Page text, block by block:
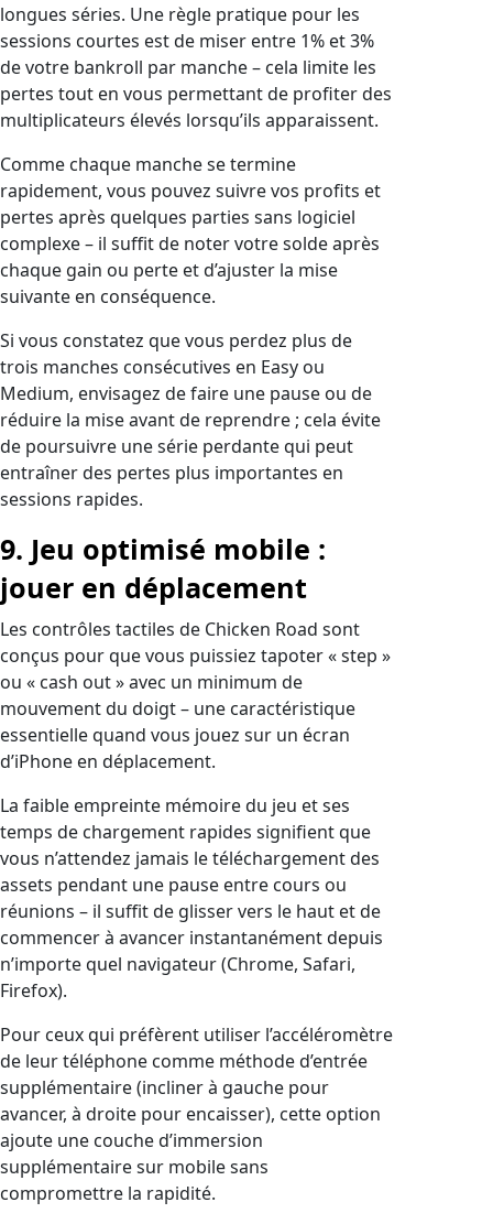
longues séries. Une règle pratique pour les
sessions courtes est de miser entre 1% et 3%
de votre bankroll par manche – cela limite les
pertes tout en vous permettant de profiter des
multiplicateurs élevés lorsqu’ils apparaissent.
Comme chaque manche se termine
rapidement, vous pouvez suivre vos profits et
pertes après quelques parties sans logiciel
complexe – il suffit de noter votre solde après
chaque gain ou perte et d’ajuster la mise
suivante en conséquence.
Si vous constatez que vous perdez plus de
trois manches consécutives en Easy ou
Medium, envisagez de faire une pause ou de
réduire la mise avant de reprendre ; cela évite
de poursuivre une série perdante qui peut
entraîner des pertes plus importantes en
sessions rapides.
9. Jeu optimisé mobile :
jouer en déplacement
Les contrôles tactiles de Chicken Road sont
conçus pour que vous puissiez tapoter « step »
ou « cash out » avec un minimum de
mouvement du doigt – une caractéristique
essentielle quand vous jouez sur un écran
d’iPhone en déplacement.
La faible empreinte mémoire du jeu et ses
temps de chargement rapides signifient que
vous n’attendez jamais le téléchargement des
assets pendant une pause entre cours ou
réunions – il suffit de glisser vers le haut et de
commencer à avancer instantanément depuis
n’importe quel navigateur (Chrome, Safari,
Firefox).
Pour ceux qui préfèrent utiliser l’accéléromètre
de leur téléphone comme méthode d’entrée
supplémentaire (incliner à gauche pour
avancer, à droite pour encaisser), cette option
ajoute une couche d’immersion
supplémentaire sur mobile sans
compromettre la rapidité.